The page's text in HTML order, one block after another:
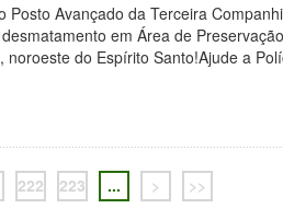
Avançado da Terceira
em Área de
do Espírito Santo!Ajude a
222 223 ... > >>